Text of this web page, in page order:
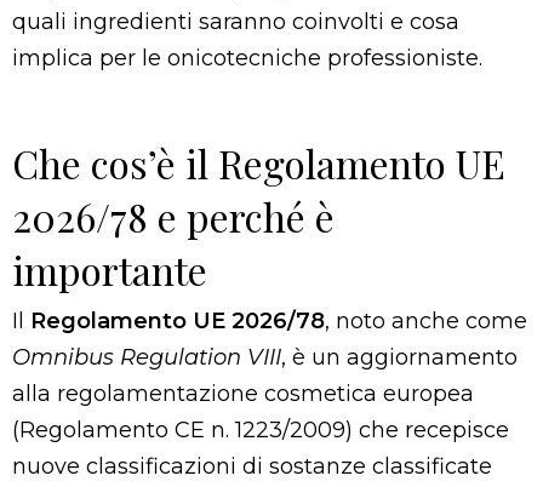
quali ingredienti saranno coinvolti e cosa
implica per le onicotecniche professioniste.
Che cos’è il Regolamento UE
2026/78 e perché è
importante
Il Regolamento UE 2026/78, noto anche come
Omnibus Regulation VIII, è un aggiornamento
alla regolamentazione cosmetica europea
(Regolamento CE n. 1223/2009) che recepisce
nuove classificazioni di sostanze classificate